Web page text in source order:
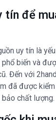
tín để
uy tín là
biến và
Đến với
đã được
chất lượng.